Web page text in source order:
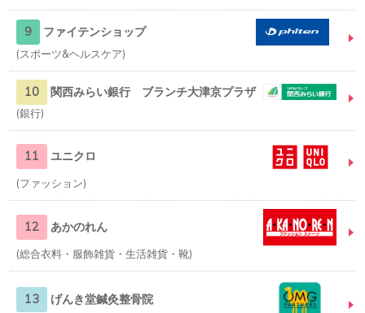
9 ファイテンショップ
スポーツ&ヘルスケア
10 関西みらい銀行 ブランチ大津京プラザ
銀行
11 ユニクロ
ファッション
12 あかのれん
総合衣料・服飾雑貨・生活雑貨・靴
13 げんき堂鍼灸整骨院